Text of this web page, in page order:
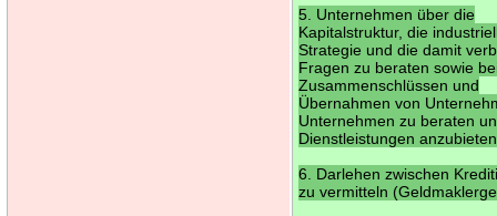
5. Unternehmen über die
Kapitalstruktur, die
Strategie und die damit
Fragen zu beraten sowie
Zusammenschlüssen und
Übernahmen von
Unternehmen zu beraten
Dienstleistungen
6. Darlehen zwischen
zu vermitteln